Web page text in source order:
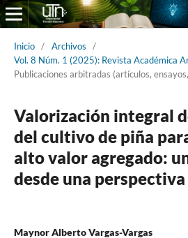
Inicio / Archivos
/
Vol. 8 Núm. 1 (2025): Revista Académica
Publicaciones arbitradas (artículos,
Valorización integral
del cultivo de piña
alto valor agregado:
desde una
Maynor Alberto Vargas-Vargas